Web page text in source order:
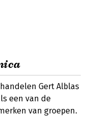
Gert Alblas
een van de
van groepen.